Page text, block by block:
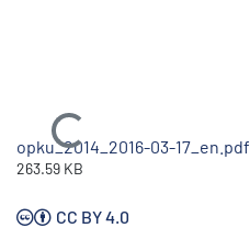
Ladataan...
opku_2014_2016-03-17_en.pdf
263.59 KB
CC BY 4.0